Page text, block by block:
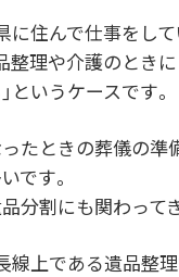
に住んで仕事をし
整理や介護のとき
いうケースです。
たときの葬儀の準
です。
分割にも関わって
線上である遺品整